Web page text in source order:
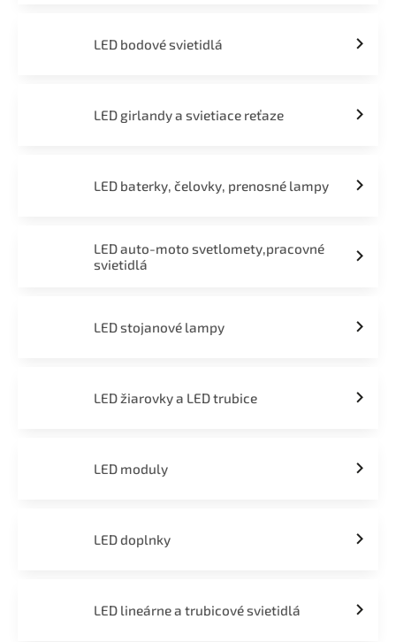
LED bodové svietidlá
LED girlandy a svietiace reťaze
LED baterky, čelovky, prenosné lampy
LED auto-moto svetlomety,pracovné
svietidlá
LED stojanové lampy
LED žiarovky a LED trubice
LED moduly
LED doplnky
LED lineárne a trubicové svietidlá